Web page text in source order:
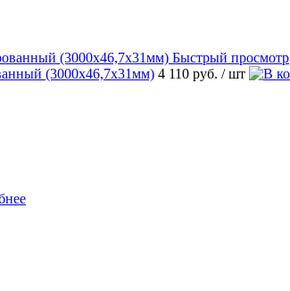
Быстрый просмотр
(3000х46,7х31мм) 4 110 руб. / шт